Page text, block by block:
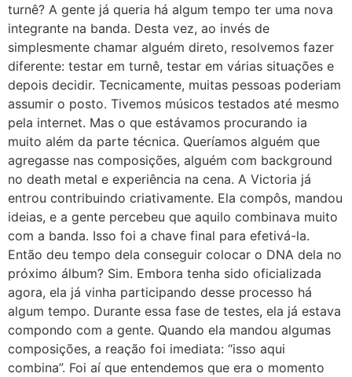
turnê? A gente já queria há algum tempo ter uma nova
integrante na banda. Desta vez, ao invés de
simplesmente chamar alguém direto, resolvemos fazer
diferente: testar em turnê, testar em várias situações e
depois decidir. Tecnicamente, muitas pessoas poderiam
assumir o posto. Tivemos músicos testados até mesmo
pela internet. Mas o que estávamos procurando ia
muito além da parte técnica. Queríamos alguém que
agregasse nas composições, alguém com background
no death metal e experiência na cena. A Victoria já
entrou contribuindo criativamente. Ela compôs, mandou
ideias, e a gente percebeu que aquilo combinava muito
com a banda. Isso foi a chave final para efetivá-la.
Então deu tempo dela conseguir colocar o DNA dela no
próximo álbum? Sim. Embora tenha sido oficializada
agora, ela já vinha participando desse processo há
algum tempo. Durante essa fase de testes, ela já estava
compondo com a gente. Quando ela mandou algumas
composições, a reação foi imediata: “isso aqui
combina”. Foi aí que entendemos que era o momento